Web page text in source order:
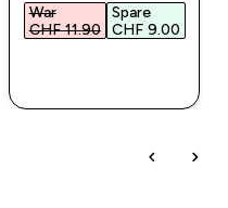
War
CHF 11.90‎
Spare
CHF 9.00‎